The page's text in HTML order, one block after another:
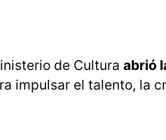
de Cultura abrió
impulsar el talento, la